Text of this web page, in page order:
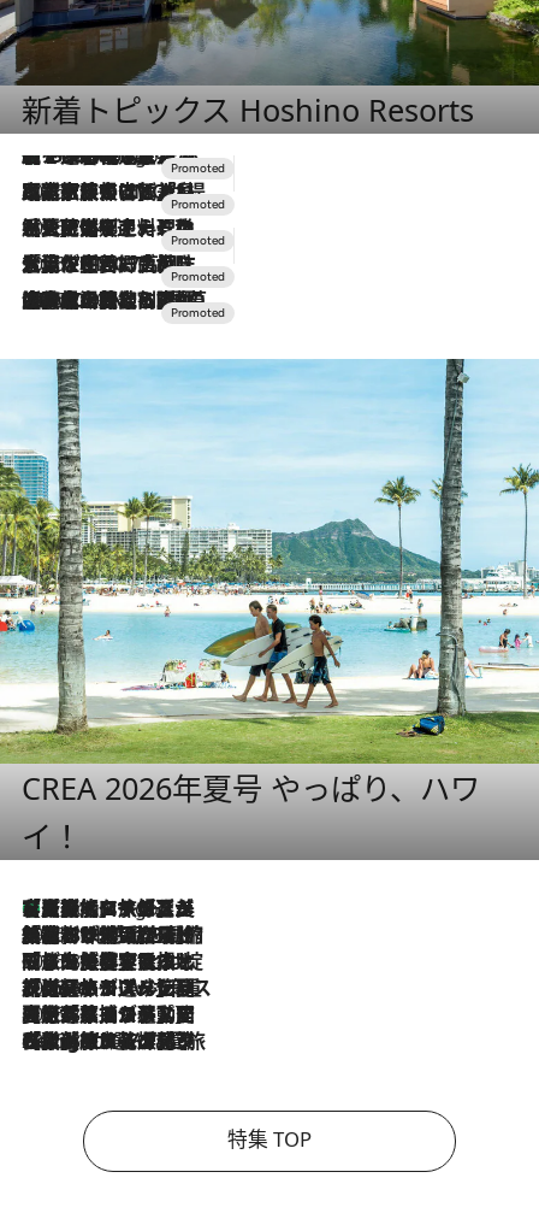
新着トピックス Hoshino Resorts
2 Hours Ago
【トンボの足水浴】ヒノキの香りに包まれて涼感マックス！約13℃の湧水かけ流しを避暑地「星野温泉 トンボの湯」で体験
2026.7.31
【ホテル帰省】という選択肢をOMOが提案。家族とほどよい距離を保つには「昼は実家、夜は気兼ねなくホテルで！」
2026.7.24
【夏限定ディナーコース】旬を迎える稚鮎や花ズッキーニなどをイタリア・トスカーナの郷土料理の手法で満喫！
2026.7.17
「土佐和ハーブかき氷」がOMO7高知に登場！生姜、山椒、大葉など目にも舌にも涼を呼ぶ郷土の味
2026.7.10
NEW OPEN！【界 草津】名湯の地に誕生。趣の異なる2種の温泉と上州ならではの会席・蕎麦割烹など美食を味わう究極の癒やし旅
CREA 2026年夏号 やっぱり、ハワ
イ！
4 Hours Ago
【厳選旅コスメ】「多機能アイテムがメイン！」旅好き美容エディターが選んだ夏旅ベストコスメを発表【Mサイズジップ】
2026.8.6
「荷物が増えるほど旅ストレスは増す」美容ジャーナリストがたどり着いた最終結論。“化粧品を劇的に減らす”感動の凝縮美容とは
2026.8.6
「旅先には金髪ウィッグを持参」日本と同じメイクでは損してる!? 美容ジャーナリストが提案する“掟破りの旅美容”とは
2026.8.6
【厳選旅コスメ】「身軽さ＆UV対策重視！」ヘアアーティストshucoが選んだ夏旅ベストコスメを発表【Mサイズジップ】
2026.8.5
【厳選旅コスメ】国内をあちこち移動する河井菜摘が選んだ夏旅ベストコスメ発表！「リラックスアイテムはマスト」【Mサイズジップ】
2026.8.4
【厳選旅コスメ】「紫外線＆乾燥対策しながらメイク感も！」ヘア＆メイクGeorgeが選んだ夏旅ベストコスメを発表！【Mサイズジップ】
特集 TOP